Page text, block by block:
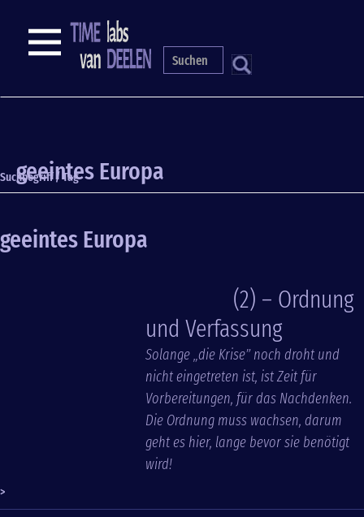
S
NAVIGATION
geeintes Europa
Suchbegriff / Tag
geeintes Europa
(2) – Ordnung
und Verfassung
Solange „die Krise” noch droht und
nicht eingetreten ist, ist Zeit für
Vorbereitungen, für das Nachdenken.
Die Ordnung muss wachsen, darum
geht es hier, lange bevor sie benötigt
wird!
>